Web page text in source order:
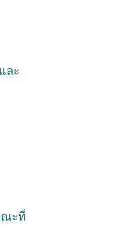
ละ
ณะที่